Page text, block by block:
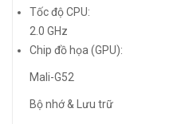
Tốc độ CPU:
2.0 GHz
Chip đồ họa (GPU):
Mali-G52
Bộ nhớ & Lưu trữ